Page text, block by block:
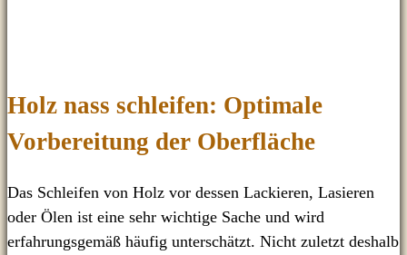
Holz nass schleifen: Optimale
Vorbereitung der Oberfläche
Das Schleifen von Holz vor dessen Lackieren, Lasieren
oder Ölen ist eine sehr wichtige Sache und wird
erfahrungsgemäß häufig unterschätzt. Nicht zuletzt deshalb